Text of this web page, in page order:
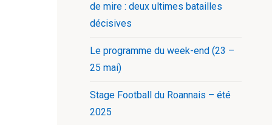
de mire : deux ultimes batailles
décisives
Le programme du week-end (23 –
25 mai)
Stage Football du Roannais – été
2025